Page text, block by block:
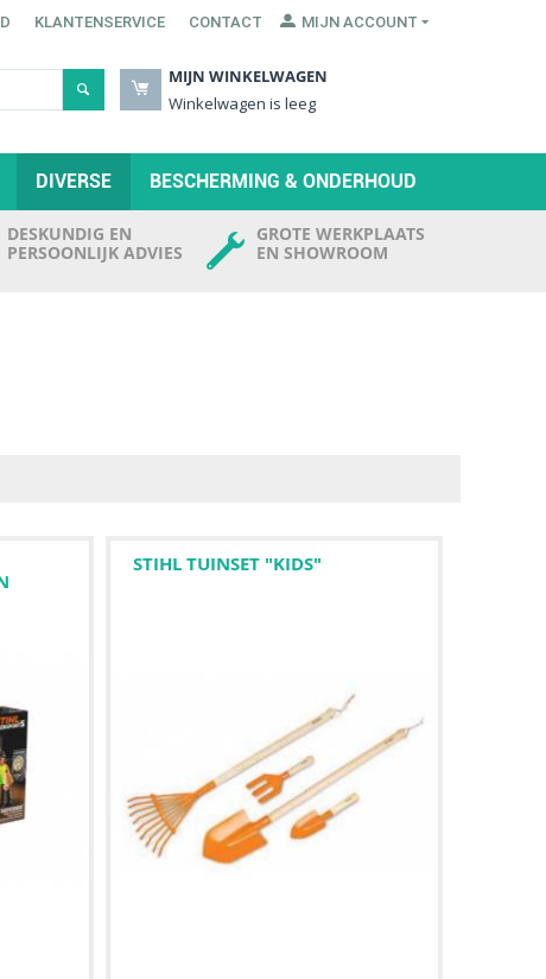
KLANTENSERVICE CONTACT MIJN ACCOUNT
MIJN WINKELWAGEN
Winkelwagen is leeg
DIVERSE BESCHERMING & ONDERHOUD
DESKUNDIG EN
PERSOONLIJK ADVIES
GROTE WERKPLAATS
EN SHOWROOM
STIHL TUINSET "KIDS"